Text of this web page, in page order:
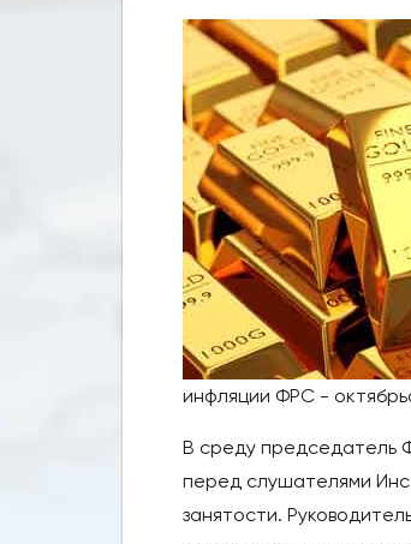
инфляции ФРС -
В среду председатель
перед слушателями
занятости.